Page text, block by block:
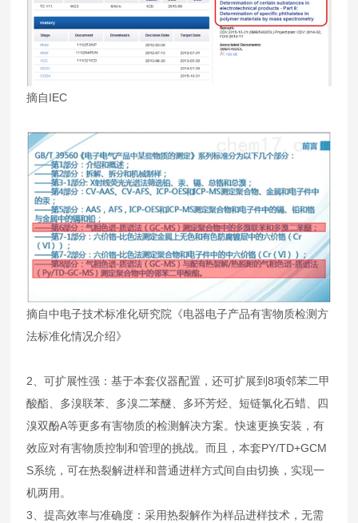
摘自IEC
摘自中电子技术标准化研究院《电器电子产品有害物质检测方
法标准化情况介绍》
2、可扩展性强：基于本套仪器配置，还可扩展到8项邻苯二甲
酸酯、多溴联苯、多溴二苯醚、多环芳烃、短链氯化石蜡、四
溴双酚A等更多有害物质的检测解决方案。快速更换安装，有
效应对有害物质控制和管理的挑战。而且，本套PY/TD+GCM
S系统，可在热裂解进样和普通进样方式间自由切换，实现一
机两用。
3、提高效率与准确度：采用热裂解作为样品进样技术，无需